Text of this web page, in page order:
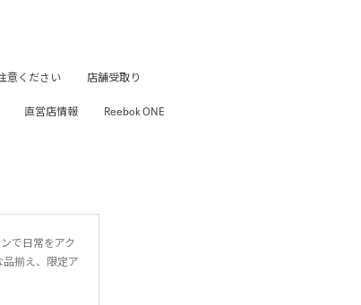
意ください 店舗受取り
直営店情報 Reebok ONE
で日常をアク
揃え、限定ア